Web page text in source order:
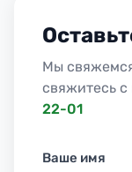
Мы
свяжитесь
22-01
Ваше имя